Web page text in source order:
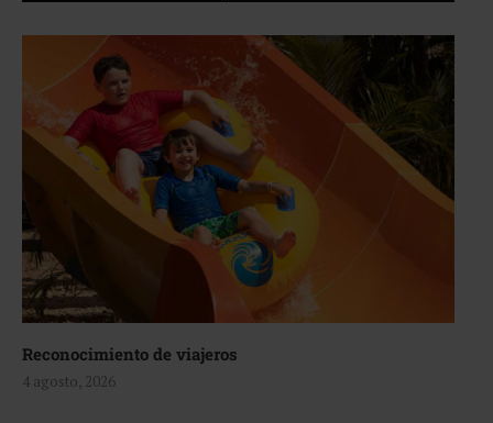
Reconocimiento de viajeros
4 agosto, 2026